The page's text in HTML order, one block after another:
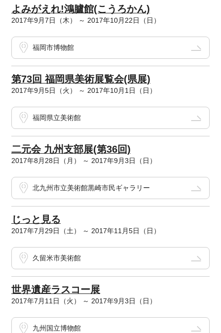
よみがえれ!鴻臚館(こうろかん)
2017年9月7日（木） ～ 2017年10月22日（日）
福岡市博物館
第73回 福岡県美術展覧会(県展)
2017年9月5日（火） ～ 2017年10月1日（日）
福岡県立美術館
二元会 九州支部展(第36回)
2017年8月28日（月） ～ 2017年9月3日（日）
北九州市立美術館黒崎市民ギャラリー
じっと見る
2017年7月29日（土） ～ 2017年11月5日（日）
久留米市美術館
世界遺産ラスコー展
2017年7月11日（火） ～ 2017年9月3日（日）
九州国立博物館